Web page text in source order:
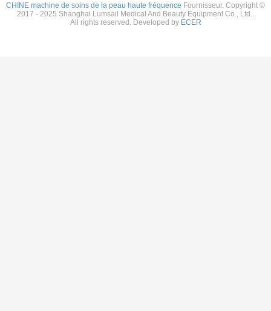
CHINE machine de soins de la peau haute fréquence Fournisseur. Copyright ©
2017 - 2025 Shanghai Lumsail Medical And Beauty Equipment Co., Ltd..
All rights reserved. Developed by ECER